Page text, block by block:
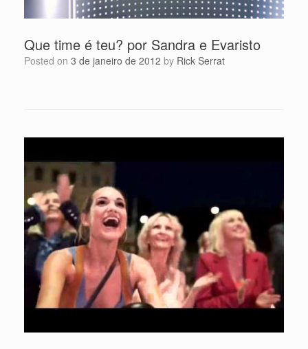
Que time é teu? por Sandra e Evaristo
Posted on 3 de janeiro de 2012 by Rick Serrat